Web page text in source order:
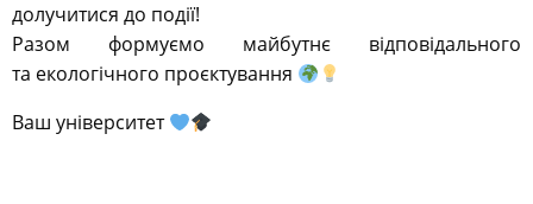
долучитися до події!
Разом формуємо майбутнє відповідального
та екологічного проєктування
Ваш університет